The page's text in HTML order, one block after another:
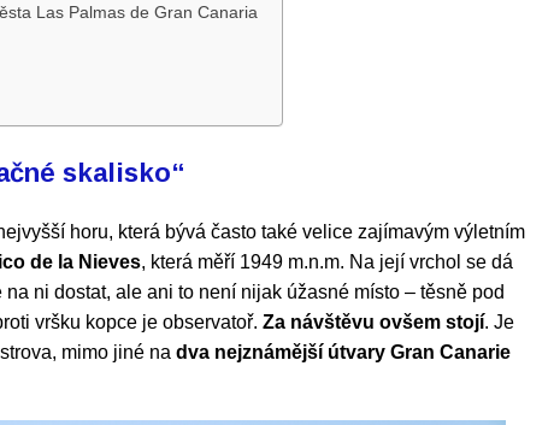
Las Palmas de Gran Canaria
skalisko“
horu, která bývá často také velice zajímavým výletním
de la Nieves, která měří 1949 m.n.m. Na její vrchol se dá
ni dostat, ale ani to není nijak úžasné místo – těsně pod
vršku kopce je observatoř. Za návštěvu ovšem stojí. Je
mimo jiné na dva nejznámější útvary Gran Canarie